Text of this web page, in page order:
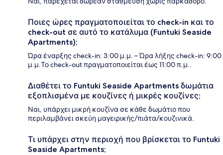
Ποιες ώρες πραγματοποιείται το check-in και το
check-out σε αυτό το κατάλυμα (Funtuki Seaside
Apartments);
Ώρα έναρξης check-in: 3:00 μ.μ. – Ώρα λήξης check-in: 9:00
μ.μ.Το check-out πραγματοποιείται έως 11:00 π.μ..
Διαθέτει το Funtuki Seaside Apartments δωμάτια
εξοπλισμένα με κουζίνες ή μικρές κουζίνες;
Ναι, υπάρχει μικρή κουζίνα σε κάθε δωμάτιο που
περιλαμβάνει σκεύη μαγειρικής/πιάτα/κουζινικά.
Τι υπάρχει στην περιοχή που βρίσκεται το Funtuki
Seaside Apartments;